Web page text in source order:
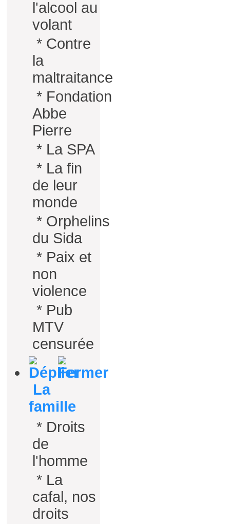
l'alcool au
volant
* Contre
la
maltraitance
* Fondation
Abbe
Pierre
* La SPA
* La fin
de leur
monde
* Orphelins
du Sida
* Paix et
non
violence
* Pub
MTV
censurée
La
famille
* Droits
de
l'homme
* La
cafal, nos
droits